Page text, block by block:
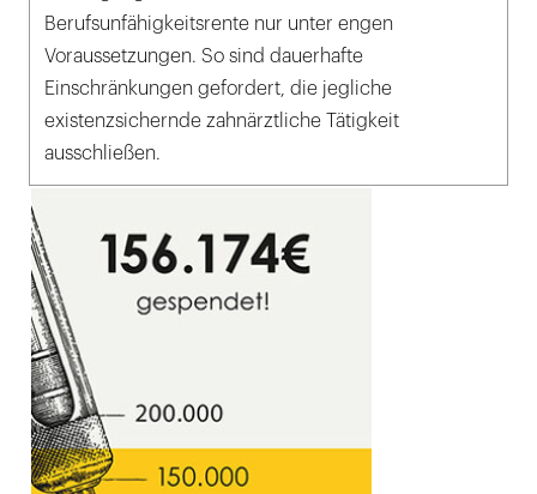
Berufsunfähigkeitsrente nur unter engen
Voraussetzungen. So sind dauerhafte
Einschränkungen gefordert, die jegliche
existenzsichernde zahnärztliche Tätigkeit
ausschließen.